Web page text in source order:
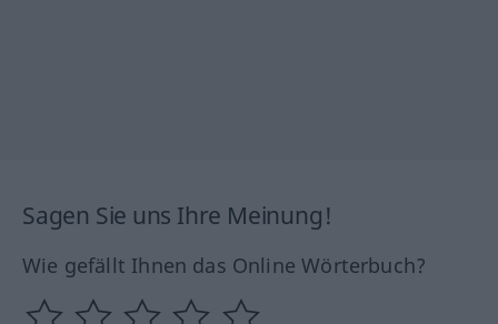
Sagen Sie uns Ihre Meinung!
Wie gefällt Ihnen das Online Wörterbuch?